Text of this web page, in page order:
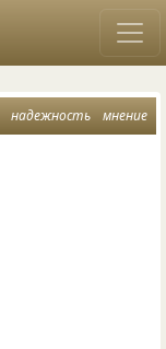
надежность мнение